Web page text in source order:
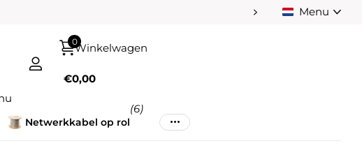
Betaal achteraf na
Menu
Winkelwagen
0
€0,00
Netwerkkabel op rol
(6)